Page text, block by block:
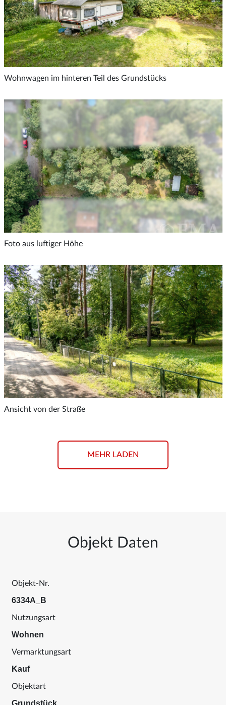
Wohnwagen im hinteren Teil des Grundstücks
Foto aus luftiger Höhe
Ansicht von der Straße
MEHR LADEN
Objekt Daten
Objekt-Nr.
6334A_B
Nutzungsart
Wohnen
Vermarktungsart
Kauf
Objektart
Grundstück